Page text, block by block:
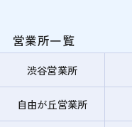
営業所一覧
渋谷営業所
自由が丘営業所